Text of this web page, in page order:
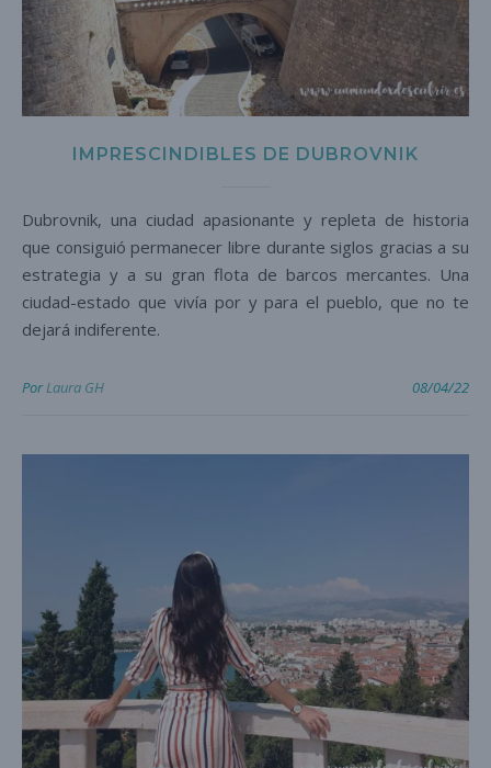
IMPRESCINDIBLES DE DUBROVNIK
Dubrovnik, una ciudad apasionante y repleta de historia
que consiguió permanecer libre durante siglos gracias a su
estrategia y a su gran flota de barcos mercantes. Una
ciudad-estado que vivía por y para el pueblo, que no te
dejará indiferente.
PorLaura GH 08/04/22